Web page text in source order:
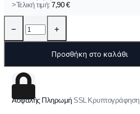
>Τελική τιμή: 7,90€
− +
Προσθήκη στο καλάθι
Ασφαλής Πληρωμή SSL Κρυπτογράφηση